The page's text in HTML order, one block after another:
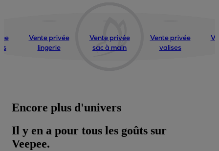
Vente privée
lingerie
Vente privée
sac à main
Vente privée
valises
Encore plus d'univers
Il y en a pour tous les goûts sur
Veepee.